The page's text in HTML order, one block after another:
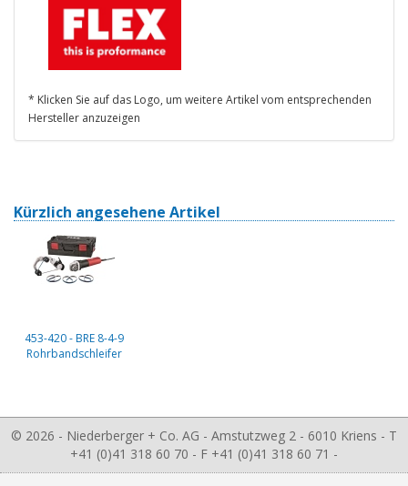
* Klicken Sie auf das Logo, um weitere Artikel vom entsprechenden
Hersteller anzuzeigen
Kürzlich angesehene Artikel
453-420 - BRE 8-4-9
Rohrbandschleifer
© 2026 - Niederberger + Co. AG - Amstutzweg 2 - 6010 Kriens - T
+41 (0)41 318 60 70 - F +41 (0)41 318 60 71 -